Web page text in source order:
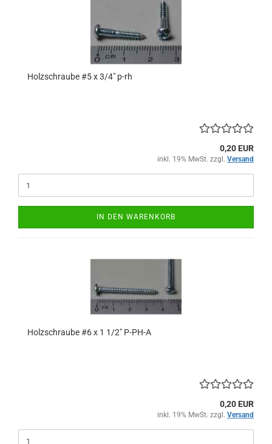
Holzschraube #5 x 3/4" p-rh
0,20 EUR
inkl. 19% MwSt. zzgl. Versand
IN DEN WARENKORB
Holzschraube #6 x 1 1/2" P-PH-A
0,20 EUR
inkl. 19% MwSt. zzgl. Versand